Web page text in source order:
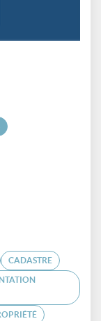
CADASTRE